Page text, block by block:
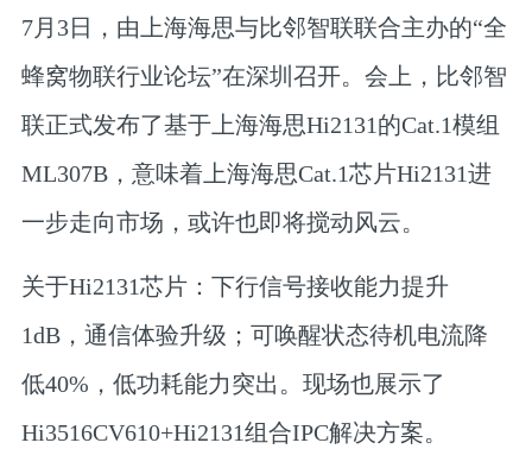
7月3日，由上海海思与比邻智联联合主办的“全
蜂窝物联行业论坛”在深圳召开。会上， 比邻智
联正式发布了基于上海海思Hi2131的Cat.1模组
ML307B， 意味着上海海思Cat.1芯片Hi2131进
一步走向市场，或许也即将搅动风云。
关于Hi2131芯片： 下行信号接收能力提升
1dB，通信体验升级；可唤醒状态待机电流降
低40%，低功耗能力突出。现场也展示了
Hi3516CV610+Hi2131组合IPC解决方案。